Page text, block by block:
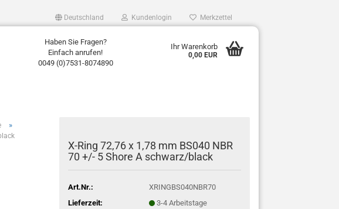
Deutschland Kundenlogin Merkzettel
Haben Sie Fragen?
Einfach anrufen!
0049 (0)7531-8074890
Ihr Warenkorb
0,00 EUR
»
X-Ring 72,76 x 1,78 mm BS040 NBR
70 +/- 5 Shore A schwarz/black
Art.Nr.:
XRINGBS040NBR70
Lieferzeit:
3-4 Arbeitstage